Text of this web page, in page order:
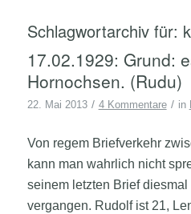
Schlagwortarchiv für:
17.02.1929: Grund:
Hornochsen. (Rudu)
22. Mai 2013 / 4 Kommentare / in
Von regem Briefverkehr
kann man wahrlich nicht
seinem letzten Brief diesmal
vergangen. Rudolf ist 21,